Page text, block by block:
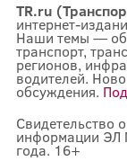
TR.ru
интернет-
Наши темы —
транспорт,
регионов,
водителей.
обсуждения.
Свидетельство
информации ЭЛ
года. 16+